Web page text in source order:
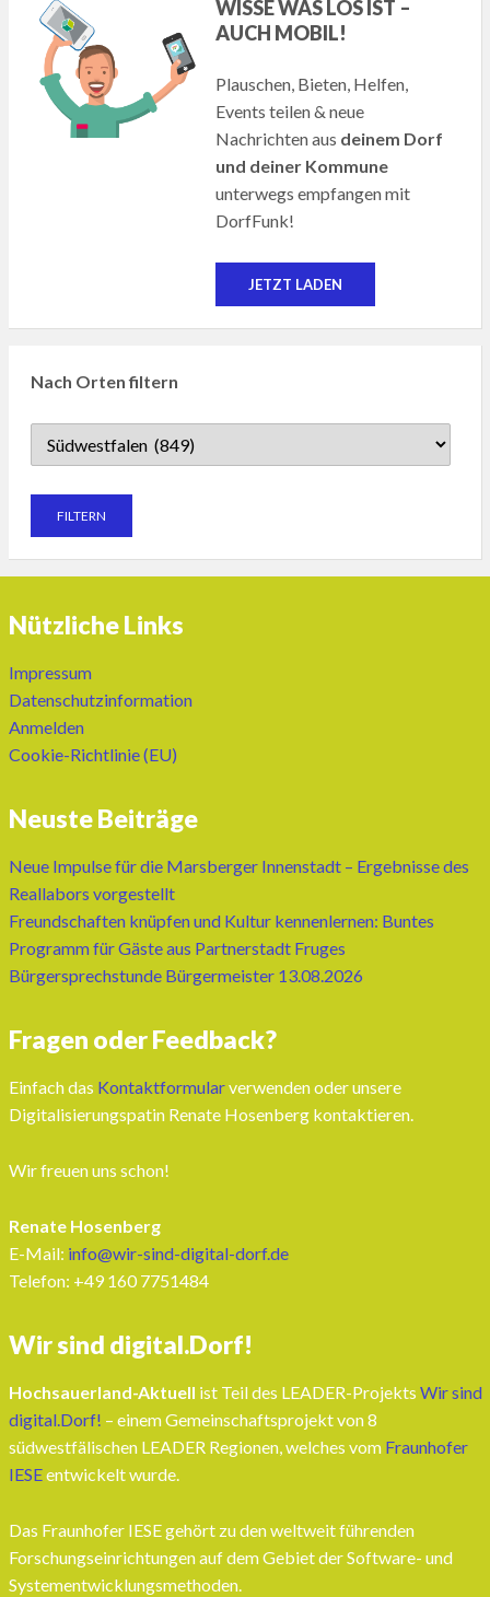
WISSE WAS LOS IST –
AUCH MOBIL!
Plauschen, Bieten, Helfen,
Events teilen & neue
Nachrichten aus deinem Dorf
und deiner Kommune
unterwegs empfangen mit
DorfFunk!
JETZT LADEN
Nach Orten filtern
Nützliche Links
Impressum
Datenschutzinformation
Anmelden
Cookie-Richtlinie (EU)
Neuste Beiträge
Neue Impulse für die Marsberger Innenstadt – Ergebnisse des
Reallabors vorgestellt
Freundschaften knüpfen und Kultur kennenlernen: Buntes
Programm für Gäste aus Partnerstadt Fruges
Bürgersprechstunde Bürgermeister 13.08.2026
Fragen oder Feedback?
Einfach das Kontaktformularverwenden oder unsere
Digitalisierungspatin Renate Hosenberg kontaktieren.
Wir freuen uns schon!
Renate Hosenberg
E-Mail: info@wir-sind-digital-dorf.de
Telefon: ‭+49 160 7751484‬
Wir sind digital.Dorf!
Hochsauerland-Aktuell ist Teil des LEADER-Projekts Wir sind
digital.Dorf! – einem Gemeinschaftsprojekt von 8
südwestfälischen LEADER Regionen, welches vom Fraunhofer
IESEentwickelt wurde.
Das Fraunhofer IESE gehört zu den weltweit führenden
Forschungseinrichtungen auf dem Gebiet der Software- und
Systementwicklungsmethoden.